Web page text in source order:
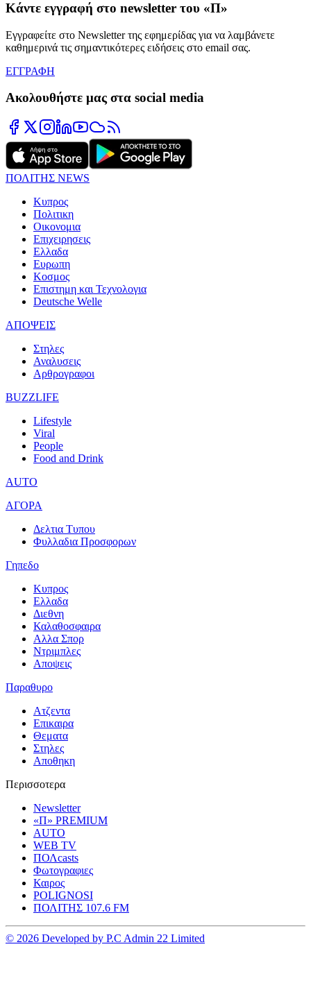
Κάντε εγγραφή στο newsletter του «Π»
Εγγραφείτε στο Newsletter της εφημερίδας για να λαμβάνετε
καθημερινά τις σημαντικότερες ειδήσεις στο email σας.
ΕΓΓΡΑΦΗ
Ακολουθήστε μας στα social media
ΠΟΛΙΤΗΣ NEWS
Κυπρος
Πολιτικη
Οικονομια
Επιχειρησεις
Ελλαδα
Ευρωπη
Κοσμος
Επιστημη και Τεχνολογια
Deutsche Welle
ΑΠΟΨΕΙΣ
Στηλες
Αναλυσεις
Αρθρογραφοι
BUZZLIFE
Lifestyle
Viral
People
Food and Drink
AUTO
ΑΓΟΡΑ
Δελτια Τυπου
Φυλλαδια Προσφορων
Γηπεδο
Κυπρος
Ελλαδα
Διεθνη
Καλαθοσφαιρα
Αλλα Σπορ
Ντριμπλες
Αποψεις
Παραθυρο
Ατζεντα
Επικαιρα
Θεματα
Στηλες
Αποθηκη
Περισσοτερα
Newsletter
«Π» PREMIUM
AUTO
WEB TV
ΠΟΛcasts
Φωτογραφιες
Καιρος
POLIGNOSI
ΠΟΛΙΤΗΣ 107.6 FM
© 2026 Developed by P.C Admin 22 Limited